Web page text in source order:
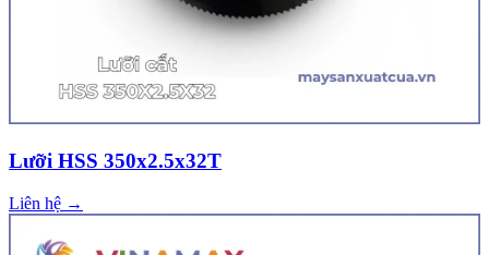
Lưỡi HSS 350x2.5x32T
Liên hệ →